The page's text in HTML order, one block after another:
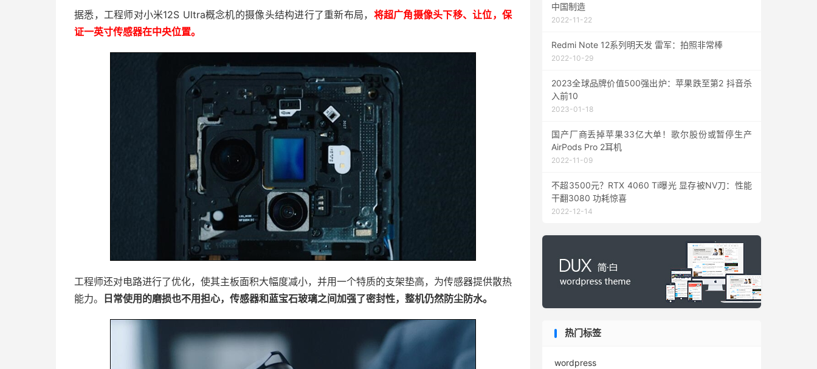
据悉，工程师对小米12S Ultra概念机的摄像头结构进行了重新布局， 将超广角摄像头下移、让位，保
证一英寸传感器在中央位置。
工程师还对电路进行了优化，使其主板面积大幅度减小，并用一个特质的支架垫高，为传感器提供散热
能力。
日常使用的磨损也不用担心，传感器和蓝宝石玻璃之间加强了密封性，整机仍然防尘防水。
中国制造
2022-11-22
Redmi Note 12系列明天发 雷军：拍照非常棒
2022-10-29
2023全球品牌价值500强出炉：苹果跌至第2 抖音杀
入前10
2023-01-18
国产厂商丢掉苹果33亿大单！歌尔股份或暂停生产
AirPods Pro 2耳机
2022-11-09
不超3500元？RTX 4060 Ti曝光 显存被NV刀：性能
干翻3080 功耗惊喜
2022-12-14
热门标签
wordpress